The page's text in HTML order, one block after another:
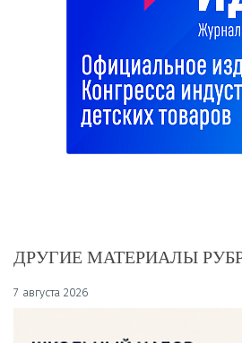
ДРУГИЕ МАТЕРИАЛЫ
7 августа 2026